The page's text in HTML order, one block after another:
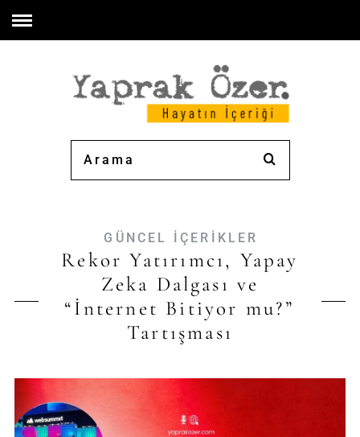
GÜNCEL İÇERİKLER
Rekor Yatırımcı, Yapay
Zeka Dalgası ve
“İnternet Bitiyor mu?”
Tartışması